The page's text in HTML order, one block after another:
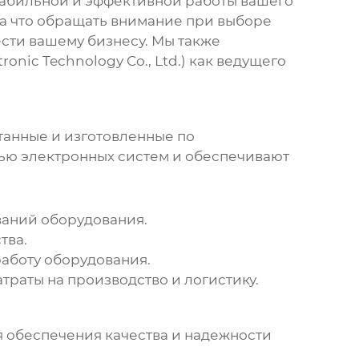
что обращать внимание при выборе
вашему бизнесу. Мы также
Technology Co., Ltd.) как ведущего
и изготовленные по
электронных систем и обеспечивают
оборудования.
оборудования.
на производство и логистику.
качества и надежности